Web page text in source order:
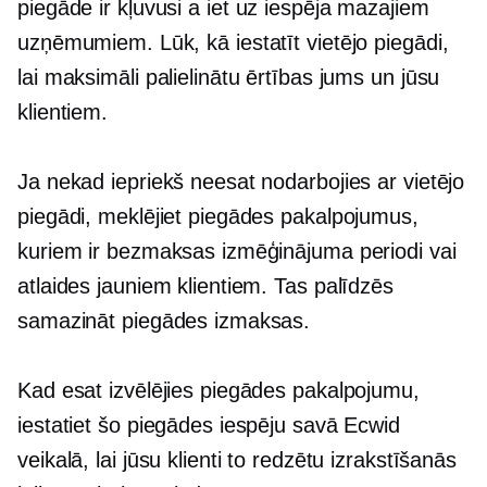
piegāde ir kļuvusi a iet uz iespēja mazajiem
uzņēmumiem. Lūk, kā iestatīt vietējo piegādi,
lai maksimāli palielinātu ērtības jums un jūsu
klientiem.
Ja nekad iepriekš neesat nodarbojies ar vietējo
piegādi, meklējiet piegādes pakalpojumus,
kuriem ir bezmaksas izmēģinājuma periodi vai
atlaides jauniem klientiem. Tas palīdzēs
samazināt piegādes izmaksas.
Kad esat izvēlējies piegādes pakalpojumu,
iestatiet šo piegādes iespēju savā Ecwid
veikalā, lai jūsu klienti to redzētu izrakstīšanās